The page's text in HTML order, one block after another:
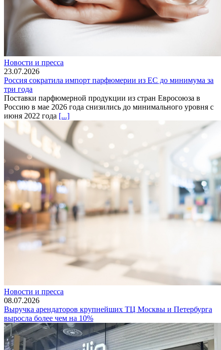
Новости и пресса
23.07.2026
Россия сократила импорт парфюмерии из ЕС до минимума за
три года
Поставки парфюмерной продукции из стран Евросоюза в
Россию в мае 2026 года снизились до минимального уровня с
июня 2022 года [...]
Новости и пресса
08.07.2026
Выручка арендаторов крупнейших ТЦ Москвы и Петербурга
выросла более чем на 10%